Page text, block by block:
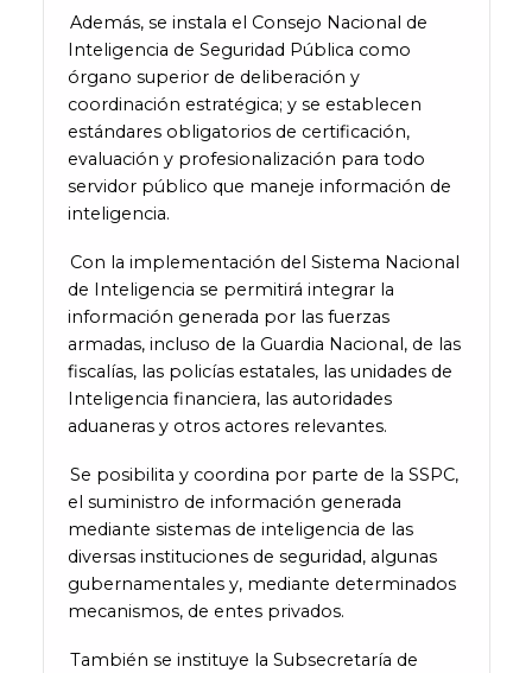
Además, se instala el Consejo Nacional de
Inteligencia de Seguridad Pública como
órgano superior de deliberación y
coordinación estratégica; y se establecen
estándares obligatorios de certificación,
evaluación y profesionalización para todo
servidor público que maneje información de
inteligencia.
Con la implementación del Sistema Nacional
de Inteligencia se permitirá integrar la
información generada por las fuerzas
armadas, incluso de la Guardia Nacional, de las
fiscalías, las policías estatales, las unidades de
Inteligencia financiera, las autoridades
aduaneras y otros actores relevantes.
Se posibilita y coordina por parte de la SSPC,
el suministro de información generada
mediante sistemas de inteligencia de las
diversas instituciones de seguridad, algunas
gubernamentales y, mediante determinados
mecanismos, de entes privados.
También se instituye la Subsecretaría de